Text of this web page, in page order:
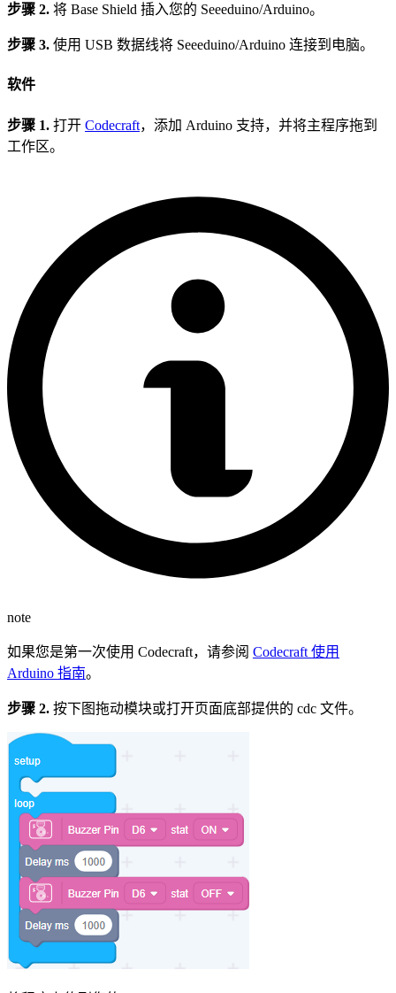
步骤 2. 将 Base Shield 插入您的 Seeeduino/Arduino。
步骤 3. 使用 USB 数据线将 Seeeduino/Arduino 连接到电脑。
软件
步骤 1. 打开 Codecraft，添加 Arduino 支持，并将主程序拖到
工作区。
note
如果您是第一次使用 Codecraft，请参阅 Codecraft 使用
Arduino 指南。
步骤 2. 按下图拖动模块或打开页面底部提供的 cdc 文件。